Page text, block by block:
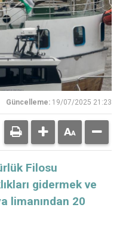
Güncelleme: 19/07/2025 21:23
Filosu
gidermek ve
limanından 20